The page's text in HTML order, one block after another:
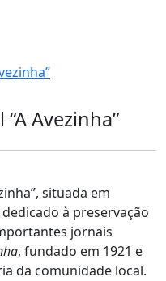
Avezinha”
situada em
à preservação
jornais
, fundado em 1921 e
da comunidade local.